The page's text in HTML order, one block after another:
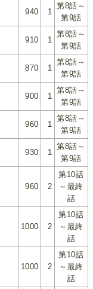
940 1
第8話～
第9話
910 1
第8話～
第9話
870 1
第8話～
第9話
900 1
第8話～
第9話
960 1
第8話～
第9話
930 1
第8話～
第9話
960 2
第10話
～最終
話
1000 2
第10話
～最終
話
1000 2
第10話
～最終
話